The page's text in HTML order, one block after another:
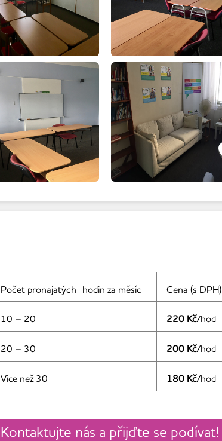
Počet pronajatých hodin za měsíc Cena (s DPH)
10 – 20 220 Kč/hod
20 – 30 200 Kč/hod
Více než 30 180 Kč/hod
Kontaktujte nás a přijďte se podívat!